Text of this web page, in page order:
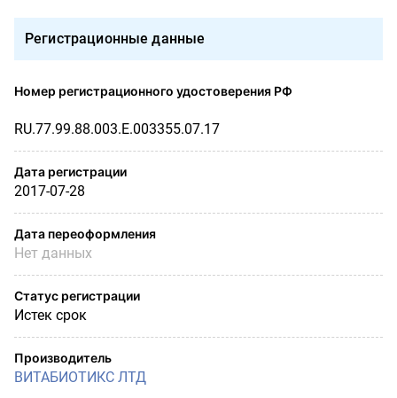
Регистрационные данные
Номер регистрационного удостоверения РФ
RU.77.99.88.003.Е.003355.07.17
Дата регистрации
2017-07-28
Дата переоформления
Нет данных
Статус регистрации
Истек срок
Производитель
ВИТАБИОТИКС ЛТД